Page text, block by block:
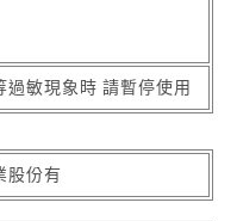
過敏現象時 請暫停使用
股份有